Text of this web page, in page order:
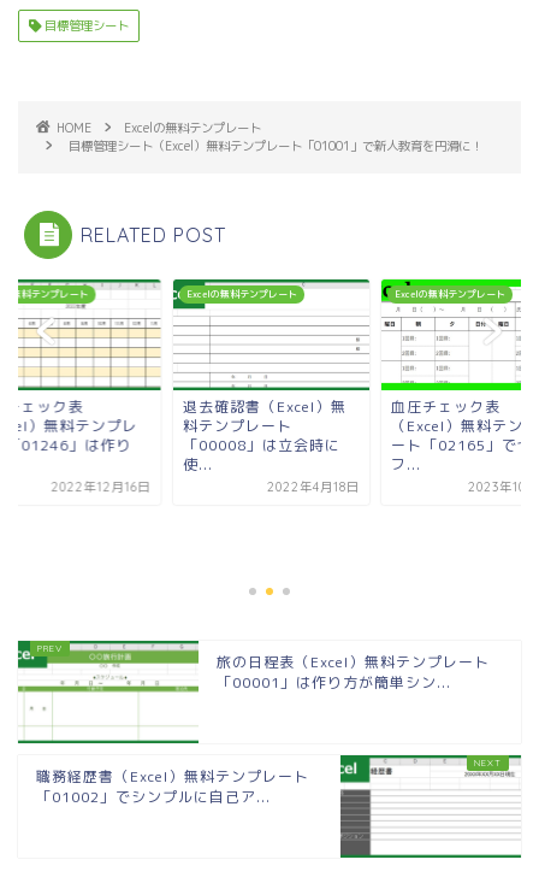
目標管理シート
HOME
Excelの無料テンプレート
目標管理シート（Excel）無料テンプレート「01001」で新人教育を円滑に！
RELATED POST
無料テンプレート
チェック表
）無料テンプレ
「01246」は作り
2022年12月16日
Excelの無料テンプレート
退去確認書（Excel）無
料テンプレート
「00008」は立会時に
使...
2022年4月18日
Excelの無料テンプレート
血圧チェック表
（Excel）無料テン
ート「02165」でセ
フ...
2023年10
旅の日程表（Excel）無料テンプレート
「00001」は作り方が簡単シン...
職務経歴書（Excel）無料テンプレート
「01002」でシンプルに自己ア...